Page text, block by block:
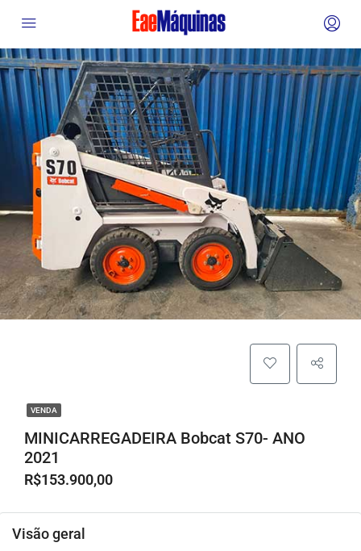
VENDA
MINICARREGADEIRA Bobcat S70- ANO
2021
R$153.900,00
Visão geral